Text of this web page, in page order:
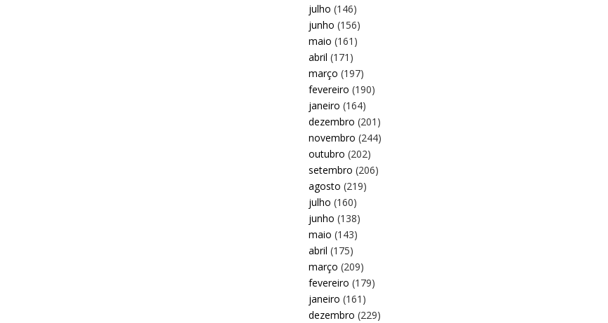
julho (146)
junho (156)
maio (161)
abril (171)
março (197)
fevereiro (190)
janeiro (164)
dezembro (201)
novembro (244)
outubro (202)
setembro (206)
agosto (219)
julho (160)
junho (138)
maio (143)
abril (175)
março (209)
fevereiro (179)
janeiro (161)
dezembro (229)